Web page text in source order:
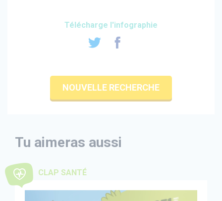
Télécharge l'infographie
NOUVELLE RECHERCHE
Tu aimeras aussi
CLAP SANTÉ